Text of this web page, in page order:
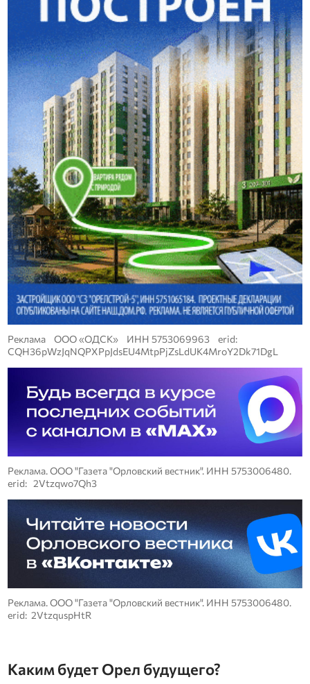
Реклама ООО «ОДСК» ИНН 5753069963 erid:
CQH36pWzJqNQPXPpJdsEU4MtpPjZsLdUK4MroY2Dk71DgL
Реклама. ООО "Газета "Орловский вестник". ИНН 5753006480.
erid: 2Vtzqwo7Qh3
Реклама. ООО "Газета "Орловский вестник". ИНН 5753006480.
erid: 2VtzquspHtR
Каким будет Орел будущего?